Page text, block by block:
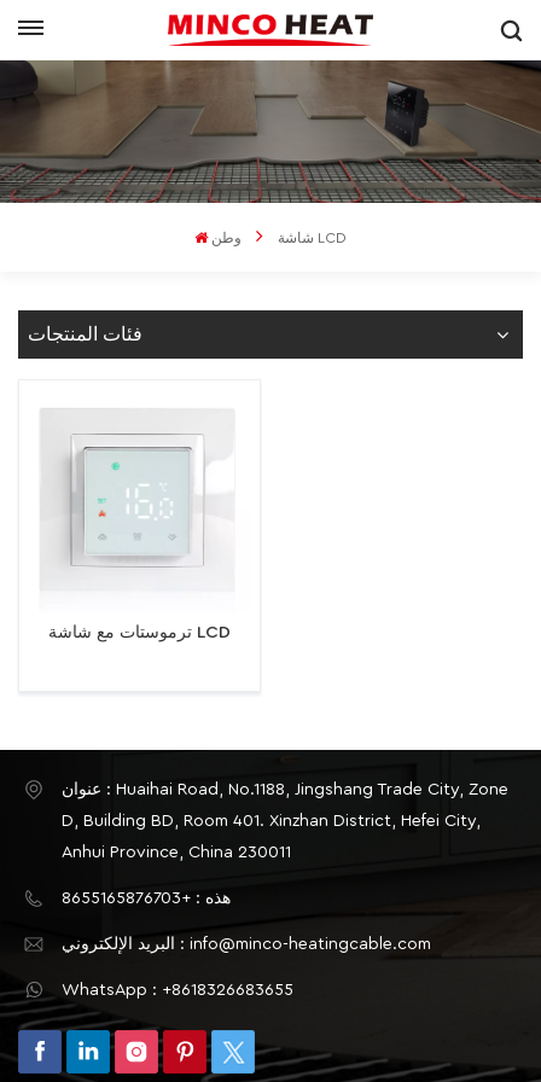
وطن شاشة LCD
فئات المنتجات
ترموستات مع شاشة LCD
عنوان : Huaihai Road, No.1188, Jingshang Trade City, Zone
D, Building BD, Room 401. Xinzhan District, Hefei City,
Anhui Province, China 230011
هذه : +8655165876703
البريد الإلكتروني : info@minco-heatingcable.com
WhatsApp : +8618326683655